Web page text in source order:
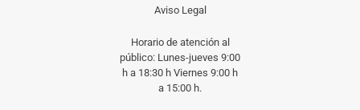
Aviso Legal
Horario de atención al
público: Lunes-jueves 9:00
h a 18:30 h Viernes 9:00 h
a 15:00 h.